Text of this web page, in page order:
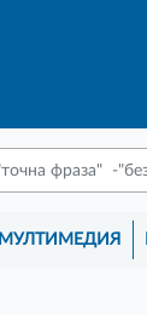
МУЛТИМЕДИЯ